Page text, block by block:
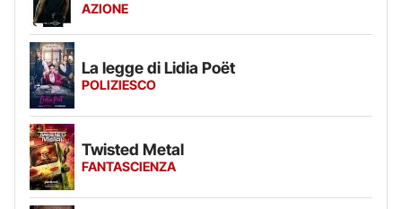
AZIONE
La legge di Lidia Poët
POLIZIESCO
Twisted Metal
FANTASCIENZA